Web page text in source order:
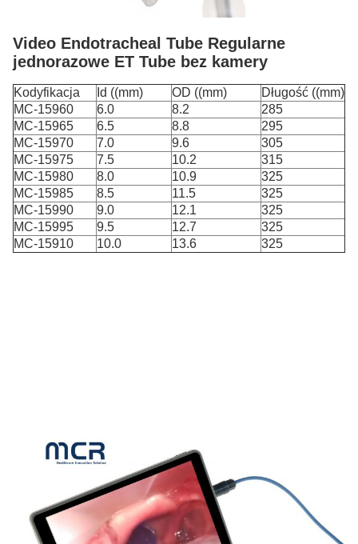
Video Endotracheal Tube Regularne
jednorazowe ET Tube bez kamery
Kodyfikacja Id ((mm) OD ((mm)
Długość ((mm)
MC-15960
6.0 8.2
285
MC-15965
6.5 8.8
295
MC-15970
7.0 9.6
305
MC-15975
7.5 10.2
315
MC-15980
8.0 10.9
325
MC-15985
8.5 11.5
325
MC-15990
9.0 12.1
325
MC-15995
9.5 12.7
325
MC-15910
10.0 13.6 325